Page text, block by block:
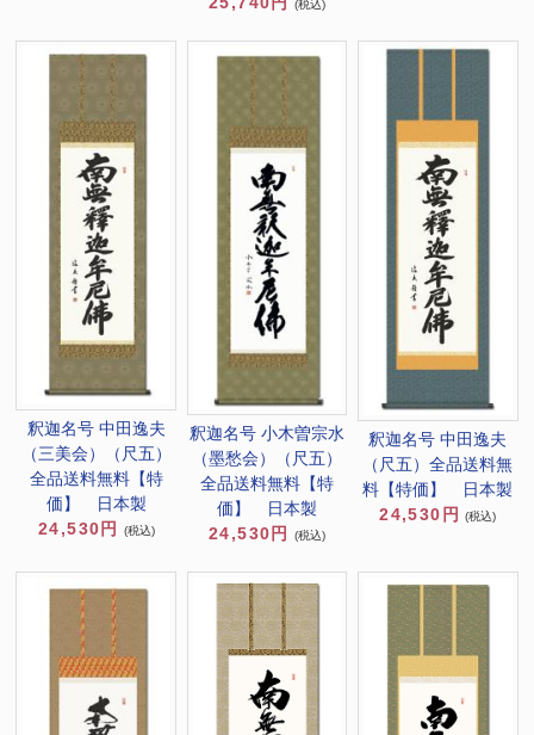
(税込)
釈迦名号 中田逸夫
（三美会）（尺五）
全品送料無料【特
価】 日本製
24,530円
(税込)
釈迦名号 小木曽宗水
（墨愁会）（尺五）
全品送料無料【特
価】 日本製
24,530円
(税込)
釈迦名号 中田逸夫
（尺五）全品送料無
料【特価】 日本製
24,530円
(税込)